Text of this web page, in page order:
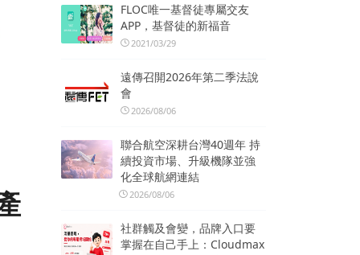
FLOC唯一基督徒專屬交友
APP，基督徒的新福音
2021/03/29
遠傳召開2026年第二季法說
會
2026/08/06
聯合航空深耕台灣40週年 持
續投資市場、升級機隊並強
化全球航網連結
2026/08/06
社群觸及會變，品牌入口要
掌握在自己手上：Cloudmax